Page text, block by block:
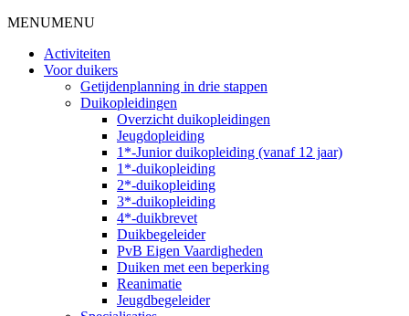
MENUMENU
Activiteiten
Voor duikers
Getijdenplanning in drie stappen
Duikopleidingen
Overzicht duikopleidingen
Jeugdopleiding
1*-Junior duikopleiding (vanaf 12 jaar)
1*-duikopleiding
2*-duikopleiding
3*-duikopleiding
4*-duikbrevet
Duikbegeleider
PvB Eigen Vaardigheden
Duiken met een beperking
Reanimatie
Jeugdbegeleider